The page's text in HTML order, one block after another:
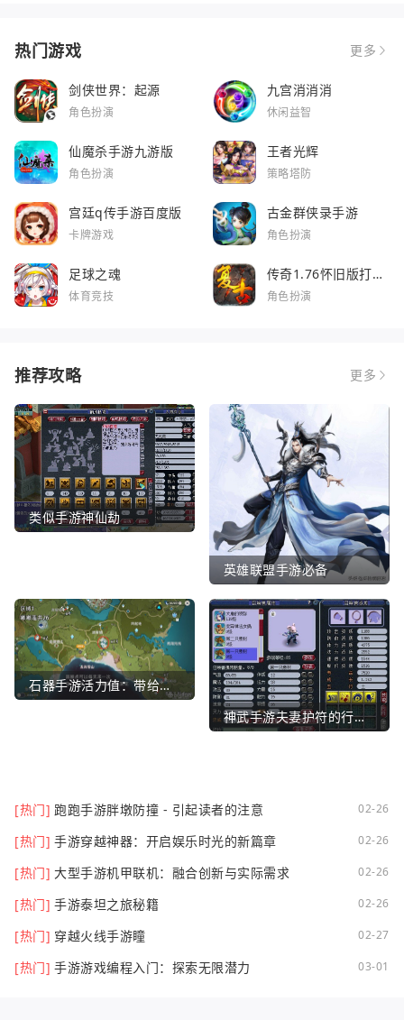
热门游戏 更多
剑侠世界：起源
角色扮演
九宫消消消
休闲益智
仙魔杀手游九游版
角色扮演
王者光辉
策略塔防
宫廷q传手游百度版
卡牌游戏
古金群侠录手游
角色扮演
足球之魂
体育竞技
传奇1.76怀旧版打金
服
角色扮演
推荐攻略 更多
类似手游神仙劫
英雄联盟手游必备
石器手游活力值：带给你全新的游戏体验
神武手游夫妻护符的行业文章
[热门] 跑跑手游胖墩防撞 - 引起读者的注意 02-26
[热门] 手游穿越神器：开启娱乐时光的新篇章 02-26
[热门] 大型手游机甲联机：融合创新与实际需求 02-26
[热门] 手游泰坦之旅秘籍 02-26
[热门] 穿越火线手游瞳 02-27
[热门] 手游游戏编程入门：探索无限潜力 03-01